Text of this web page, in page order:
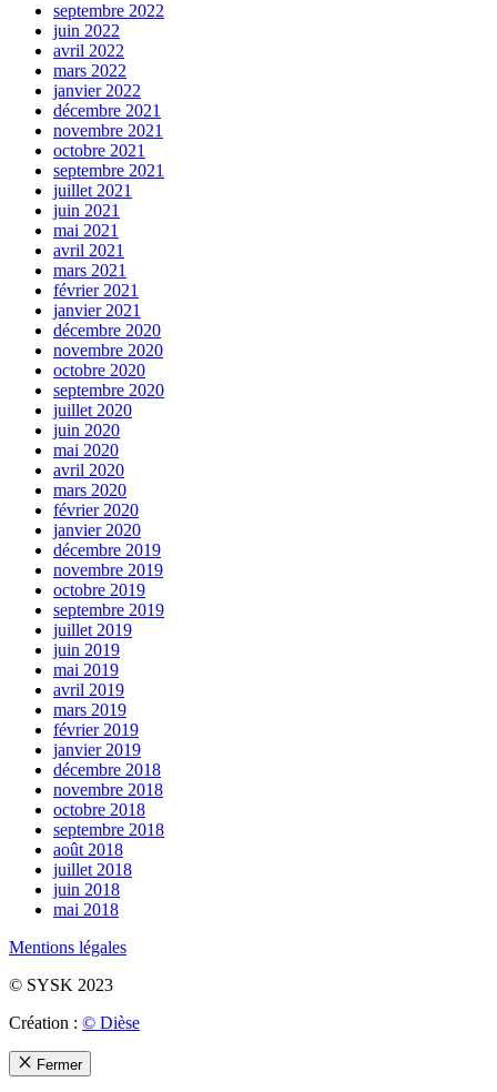
septembre 2022
juin 2022
avril 2022
mars 2022
janvier 2022
décembre 2021
novembre 2021
octobre 2021
septembre 2021
juillet 2021
juin 2021
mai 2021
avril 2021
mars 2021
février 2021
janvier 2021
décembre 2020
novembre 2020
octobre 2020
septembre 2020
juillet 2020
juin 2020
mai 2020
avril 2020
mars 2020
février 2020
janvier 2020
décembre 2019
novembre 2019
octobre 2019
septembre 2019
juillet 2019
juin 2019
mai 2019
avril 2019
mars 2019
février 2019
janvier 2019
décembre 2018
novembre 2018
octobre 2018
septembre 2018
août 2018
juillet 2018
juin 2018
mai 2018
Mentions légales
© SYSK 2023
Création : © Dièse
Fermer